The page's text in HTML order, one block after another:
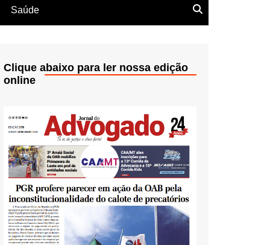
Saúde
Clique abaixo para ler nossa edição
online